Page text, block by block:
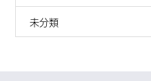
未分類